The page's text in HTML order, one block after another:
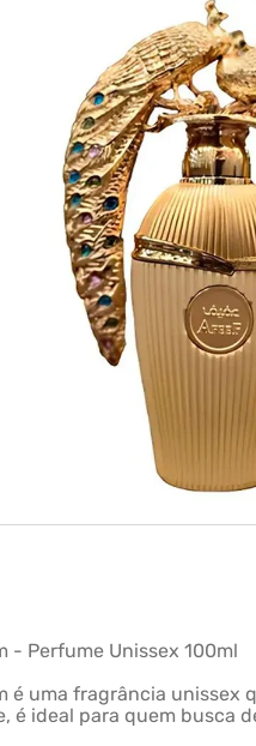
- Perfume Unissex 100ml
é uma fragrância unissex
é ideal para quem busca